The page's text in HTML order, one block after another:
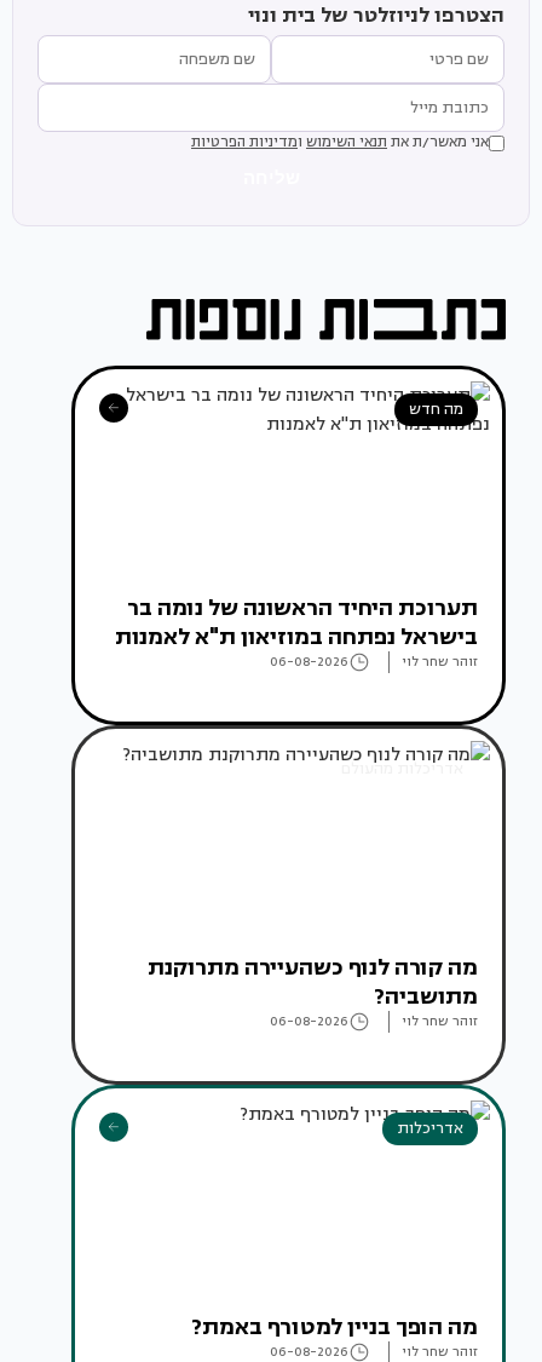
הצטרפו לניוזלטר של בית ונוי
אני מאשר/ת את תנאי השימוש ומדיניות הפרטיות
מה חדש
תערוכת היחיד הראשונה של נומה בר
בישראל נפתחה במוזיאון ת"א לאמנות
זוהר שחר לוי 06-08-2026
אדריכלות מהעולם
מה קורה לנוף כשהעיירה מתרוקנת
מתושביה?
זוהר שחר לוי 06-08-2026
אדריכלות
מה הופך בניין למטורף באמת?
זוהר שחר לוי 06-08-2026